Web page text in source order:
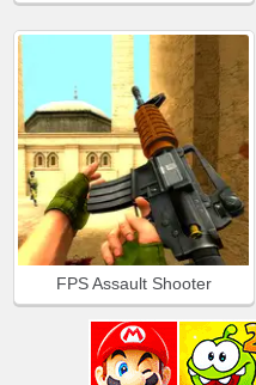
FPS Assault Shooter